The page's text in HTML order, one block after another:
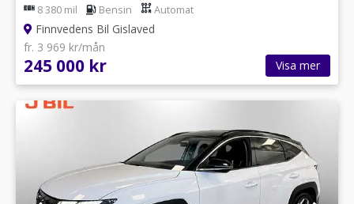
8 380 mil Bensin Automat
Finnvedens Bil Gislaved
fr. 3 969 kr/mån
245 000 kr Visa mer